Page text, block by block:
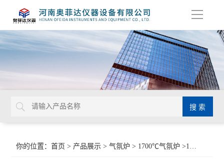
导
你的位置：首页 > 产品展示 >气氛炉 > 1700℃气氛炉 >1700度高温气氛炉